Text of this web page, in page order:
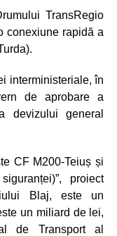
TransRegio
conexiune rapidă a
interministeriale, în
de aprobare a
devizului general
CF M200-Teiuș și
proiect
Blaj, este un
un miliard de lei,
de Transport al